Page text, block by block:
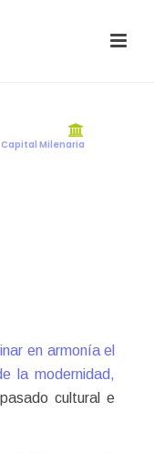
Capital Milenaria
en armonía el
la modernidad,
cultural e